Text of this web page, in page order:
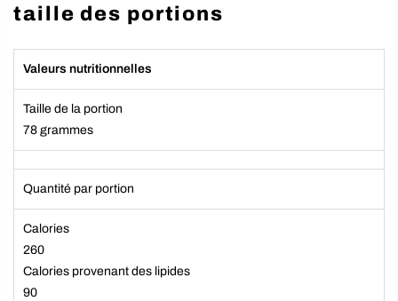
taille des portions
Valeurs nutritionnelles
Taille de la portion
78 grammes
Quantité par portion
Calories
260
Calories provenant des lipides
90